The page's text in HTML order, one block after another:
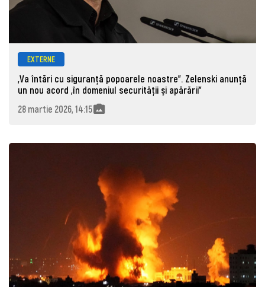
EXTERNE
„Va întări cu siguranţă popoarele noastre”. Zelenski anunță
un nou acord „în domeniul securităţii şi apărării”
28 martie 2026, 14:15